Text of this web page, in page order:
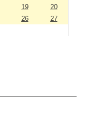
19
20
26
27